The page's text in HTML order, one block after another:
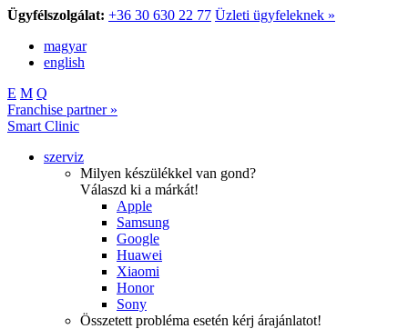
Ügyfélszolgálat: +36 30 630 22 77 Üzleti ügyfeleknek »
magyar
english
E M Q
Franchise partner »
Smart Clinic
szerviz
Milyen készülékkel van gond?
Válaszd ki a márkát!
Apple
Samsung
Google
Huawei
Xiaomi
Honor
Sony
Összetett probléma esetén kérj árajánlatot!